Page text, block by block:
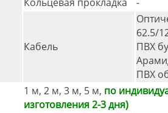
Кабель
62.5/
ПВХ
ПВХ
1 м, 2 м, 3 м, 5 м, по
изготовления 2-3 дня)